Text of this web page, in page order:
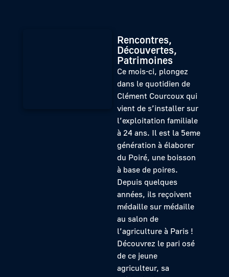
Rencontres,
Découvertes,
Patrimoines
Ce mois-ci, plongez
dans le quotidien de
Clément Courcoux qui
vient de s’installer sur
l’exploitation familiale
à 24 ans. Il est la 5eme
génération à élaborer
du Poiré, une boisson
à base de poires.
Depuis quelques
années, ils reçoivent
médaille sur médaille
au salon de
l’agriculture à Paris !
Découvrez le pari osé
de ce jeune
agriculteur, sa